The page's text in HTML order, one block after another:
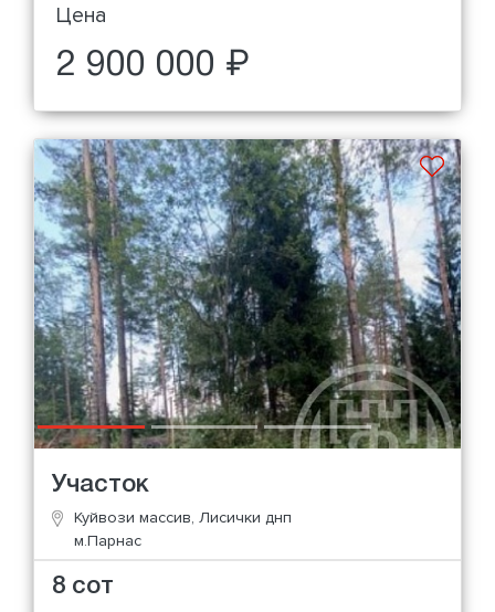
Цена
2 900 000 ₽
Участок
Куйвози массив, Лисички днп
м.Парнас
8 сот